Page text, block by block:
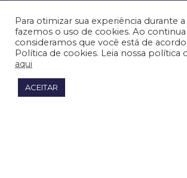
Para otimizar sua experiência durante
fazemos o uso de cookies. Ao
consideramos que você está de
Política de cookies. Leia nossa política
aqui
ACEITAR